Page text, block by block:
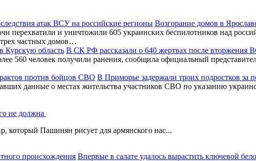
Возгорание домов в
перехватили и уничтожили 605 украинских беспилотников над
частных домов…
В СК РФ рассказали о 640 жертвах после вторжения
560 человек получили ранения, сообщила официальный
В Приморье задержали троих подростков за
данные о местах жительства участников СВО по указанию
не должна
который Пашинян рисует для армянского нас...
Впервые в салате удалось вырастить ключевой